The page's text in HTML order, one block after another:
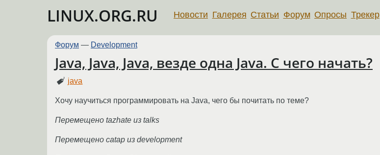
LINUX.ORG.RU Новости Галерея Статьи Форум Опросы Трекер
Форум — Development
Java, Java, Java, везде одна Java. С чего начать?
java
Хочу научиться программировать на Java, чего бы почитать по теме?
Перемещено tazhate из talks
Перемещено catap из development